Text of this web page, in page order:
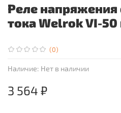
(0)
Наличие: Нет в наличии
Реле напряжения
тока Welrok VI-50
3 564 ₽